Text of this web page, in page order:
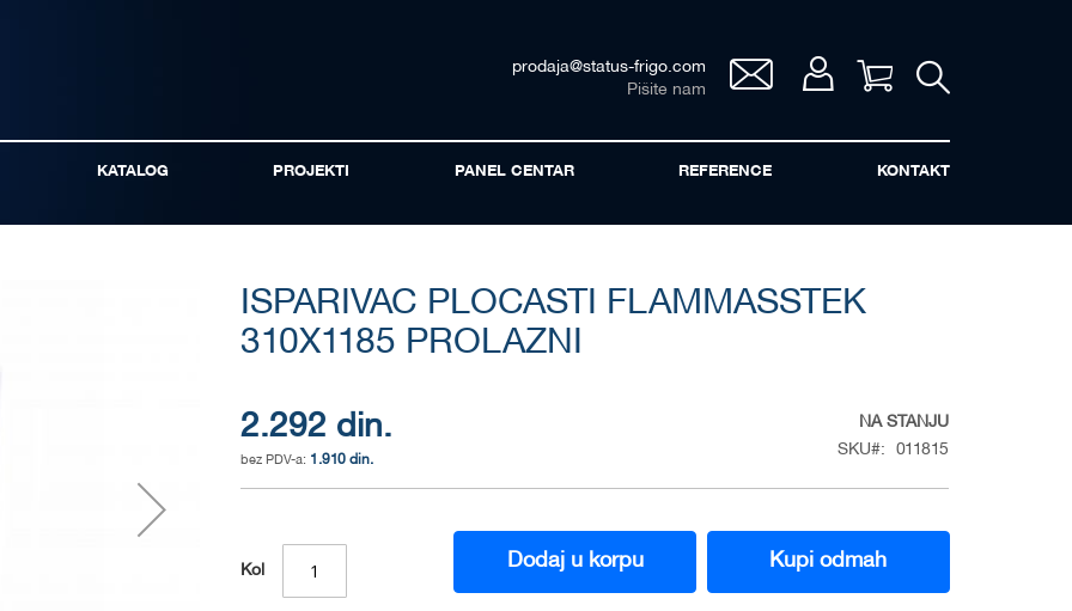
Vaša korpa
prodaja@status-frigo.com
Pišite nam
KATALOG PROJEKTI PANEL CENTAR REFERENCE KONTAKT
ISPARIVAC PLOCASTI FLAMMASSTEK
310X1185 PROLAZNI
2.292 din.
1.910 din.
NA STANJU
SKU
011815
Kol Dodaj u korpu Kupi odmah